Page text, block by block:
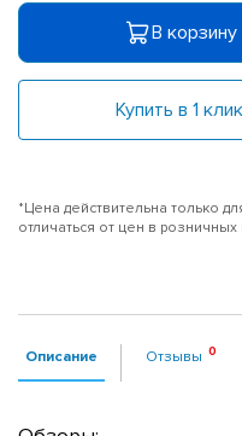
В корзину
Купить в 1 клик
*Цена действительна только
отличаться от цен в розничных
Описание Отзывы